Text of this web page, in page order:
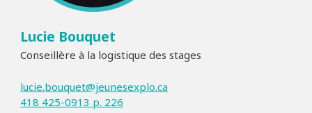
Lucie Bouquet
Conseillère à la logistique des stages
lucie.bouquet@jeunesexplo.ca
418 425-0913 p. 226